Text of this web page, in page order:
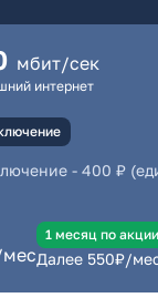
мбит/сек
интернет
- 400 ₽
1 месяц по акции
Далее 550₽/